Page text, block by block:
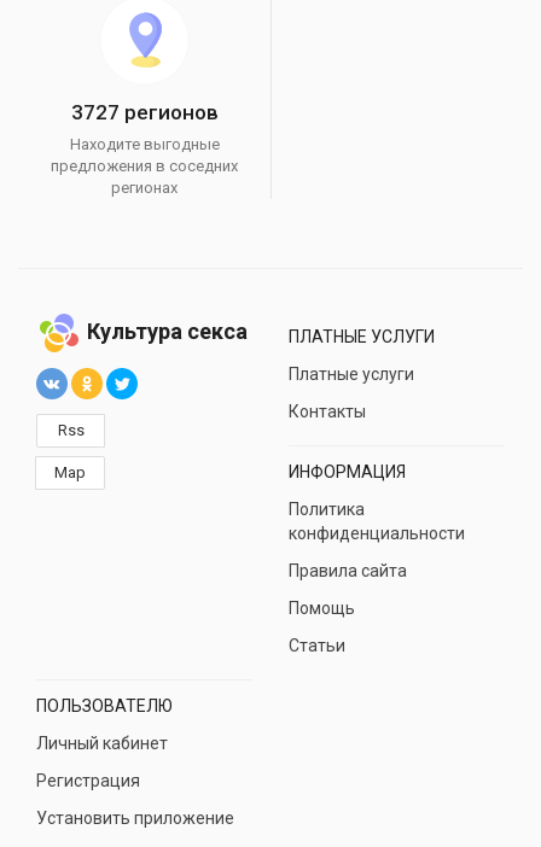
3727 регионов
Находите выгодные
предложения в соседних
регионах
Культура секса
Rss
Map
ПЛАТНЫЕ УСЛУГИ
Платные услуги
Контакты
ИНФОРМАЦИЯ
Политика
конфиденциальности
Правила сайта
Помощь
Статьи
ПОЛЬЗОВАТЕЛЮ
Личный кабинет
Регистрация
Установить приложение